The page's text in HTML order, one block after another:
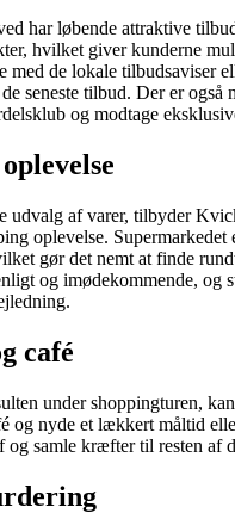
har løbende attraktive
hvilket giver kunderne
med de lokale tilbudsaviser
seneste tilbud. Der er også
og modtage
udvalg af varer, tilbyder
oplevelse. Supermarkedet
gør det nemt at finde
og imødekommende, og
café
under shoppingturen,
og nyde et lækkert måltid
og samle kræfter til resten af